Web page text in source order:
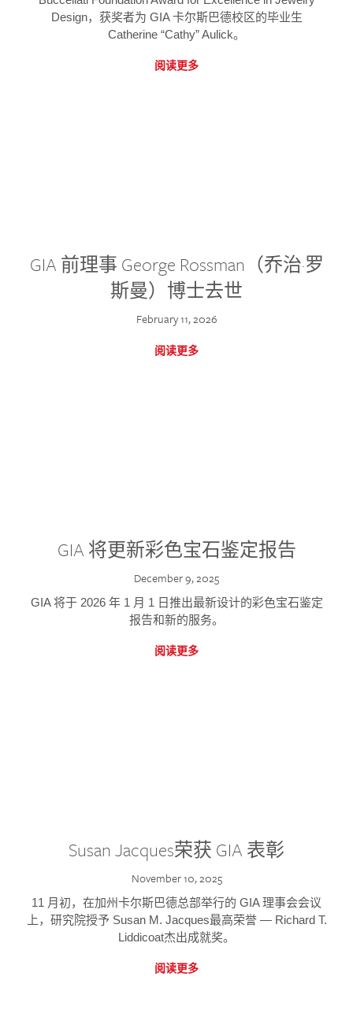
Design，获奖者为 GIA 卡尔斯巴德校区的毕业生
Catherine “Cathy” Aulick。
阅读更多
GIA 前理事 George Rossman（乔治·罗
斯曼）博士去世
February 11, 2026
阅读更多
GIA 将更新彩色宝石鉴定报告
December 9, 2025
GIA 将于 2026 年 1 月 1 日推出最新设计的彩色宝石鉴定
报告和新的服务。
阅读更多
Susan Jacques荣获 GIA 表彰
November 10, 2025
11 月初，在加州卡尔斯巴德总部举行的 GIA 理事会会议
上，研究院授予 Susan M. Jacques最高荣誉 — Richard T.
Liddicoat杰出成就奖。
阅读更多